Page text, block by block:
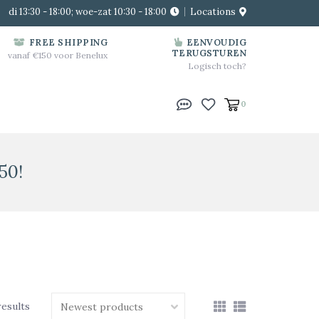
di 13:30 - 18:00; woe-zat 10:30 - 18:00 Locations
FREE SHIPPING
vanaf €150 voor Benelux
EENVOUDIG
TERUGSTUREN
Logisch toch?
0